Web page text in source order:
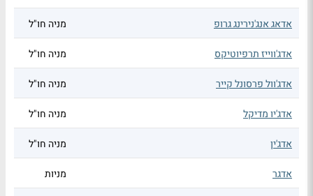
אדאג אנג'נירינג גרופ מניה חו"ל
אדג'ווייז תרפיוטיקס מניה חו"ל
אדג'וול פרסונל קייר מניה חו"ל
אדג'יו מדיקל מניה חו"ל
אדג'ין מניה חו"ל
אדגר מניות